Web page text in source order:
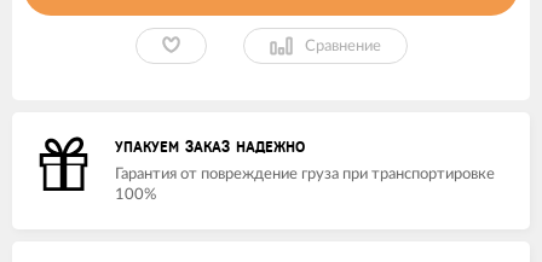
Сравнение
УПАКУЕМ ЗАКАЗ НАДЕЖНО
Гарантия от повреждение груза при транспортировке
100%